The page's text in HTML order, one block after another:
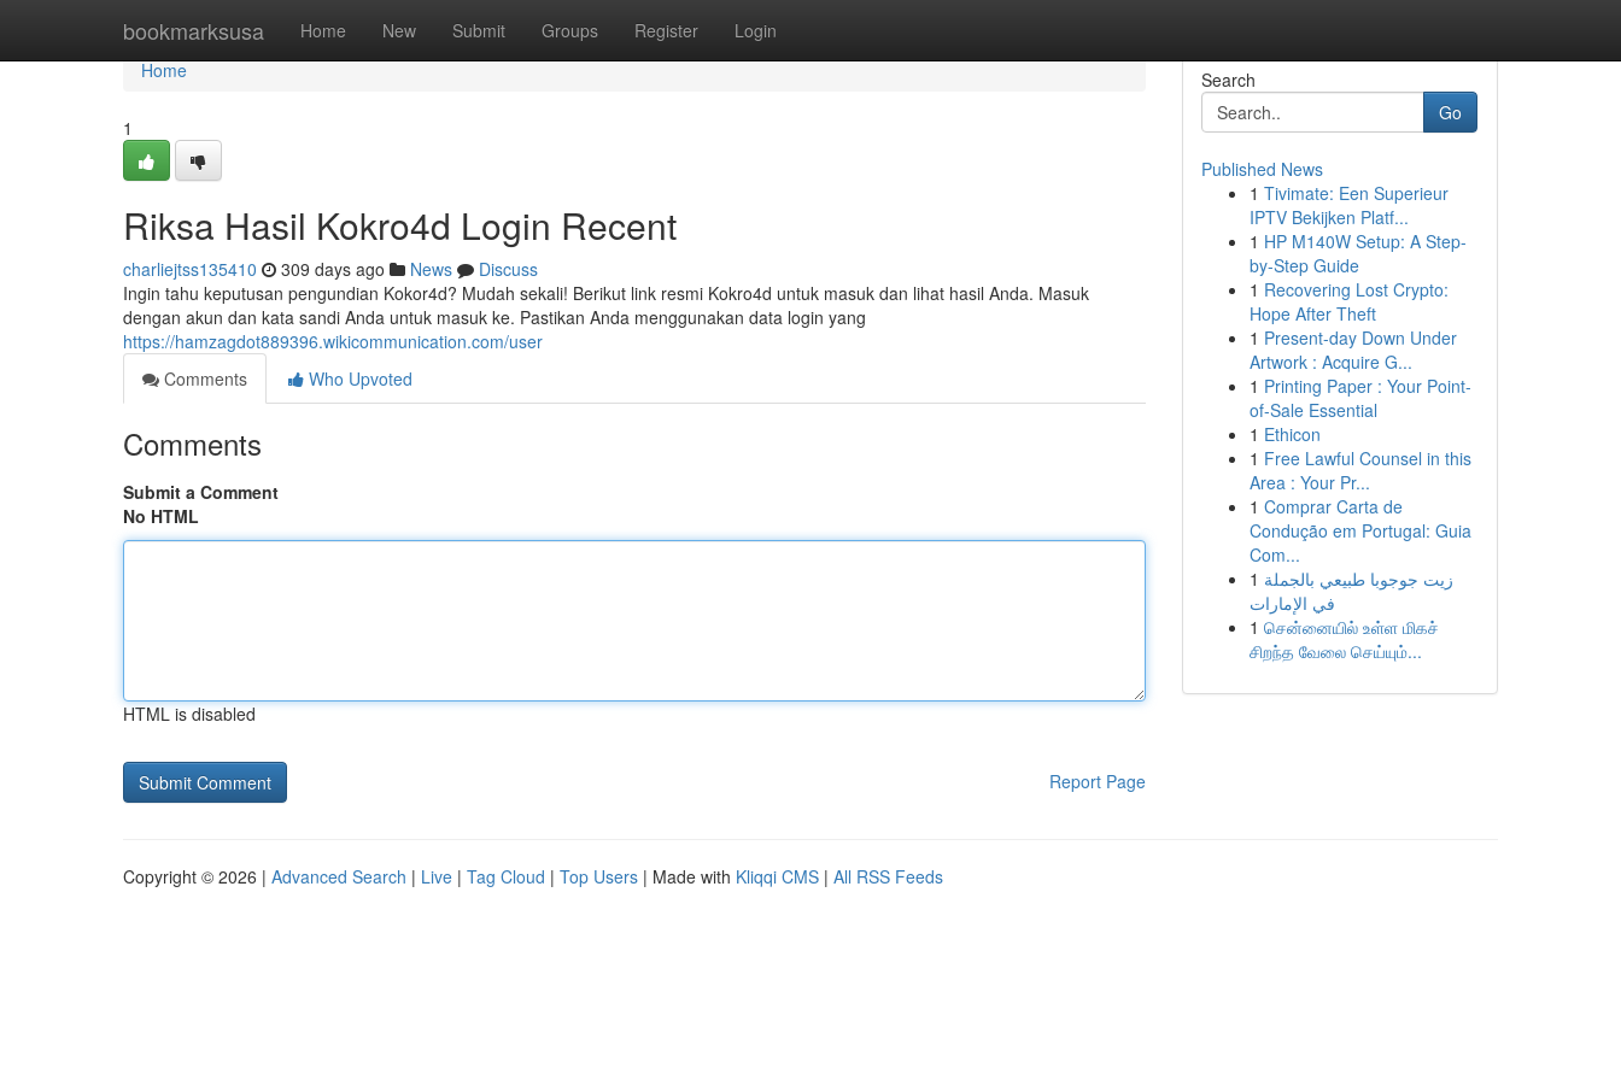
bookmarksusa Home New Submit Groups Register Login
Home
Home
1
Riksa Hasil Kokro4d Login Recent
charliejtss135410 309 days ago News
Discuss
Ingin tahu keputusan pengundian Kokor4d? Mudah sekali! Berikut link resmi Kokro4d untuk masuk dan lihat hasil Anda. Masuk
dengan akun dan kata sandi Anda untuk masuk ke. Pastikan Anda menggunakan data login yang
https://hamzagdot889396.wikicommunication.com/user
Comments
Who Upvoted
Comments
Submit a Comment
No HTML
HTML is disabled
Report Page
Search
Go
Published News
1 Tivimate: Een Superieur
IPTV Bekijken Platf...
1 HP M140W Setup: A Step-
by-Step Guide
1 Recovering Lost Crypto:
Hope After Theft
1 Present-day Down Under
Artwork : Acquire G...
1 Printing Paper : Your Point-
of-Sale Essential
1 Ethicon
1 Free Lawful Counsel in this
Area : Your Pr...
1 Comprar Carta de
Condução em Portugal: Guia
Com...
1 زيت جوجوبا طبيعي بالجملة
في الإمارات
1 சென்னையில் உள்ள மிகச்
சிறந்த வேலை செய்யும்...
Copyright © 2026 | Advanced Search | Live | Tag Cloud | Top Users | Made with Kliqqi CMS | All RSS Feeds